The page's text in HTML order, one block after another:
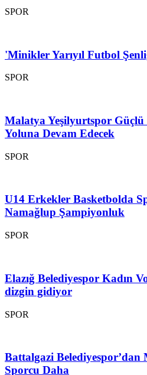
SPOR
'Minikler Yarıyıl Futbol
SPOR
Malatya Yeşilyurtspor Güçlü
Yoluna Devam Edecek
SPOR
U14 Erkekler Basketbolda
Namağlup Şampiyonluk
SPOR
Elazığ Belediyespor Kadın
dizgin gidiyor
SPOR
Battalgazi
Sporcu Daha